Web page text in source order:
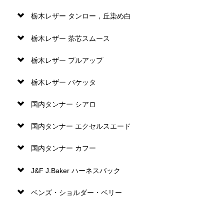
栃木レザー タンロー，丘染め白
栃木レザー 茶芯スムース
栃木レザー プルアップ
栃木レザー バケッタ
国内タンナー シアロ
国内タンナー エクセルスエード
国内タンナー カフー
J&F J.Baker ハーネスバック
ベンズ・ショルダー・ベリー